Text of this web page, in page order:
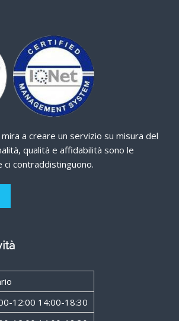
a creare un servizio su misura del
qualità e affidabilità sono le
contraddistinguono.
12:00 14:00-18:30